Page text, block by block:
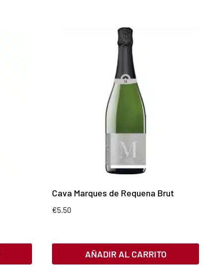
Cava Marques de Requena Brut
€5.50
AÑADIR AL CARRITO